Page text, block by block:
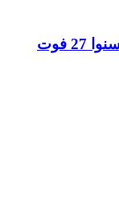
یخچال فریزر ساید بای ساید هوشمند اسنوا 27 فوت